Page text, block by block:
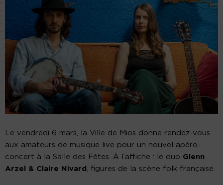
Le vendredi 6 mars, la Ville de Mios donne rendez-vous
aux amateurs de musique live pour un nouvel apéro-
concert à la Salle des Fêtes. À l’affiche : le duo Glenn
Arzel & Claire Nivard , figures de la scène folk française.